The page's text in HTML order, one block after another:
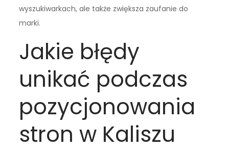
wyszukiwarkach, ale także zwiększa zaufanie do
marki.
Jakie błędy
unikać podczas
pozycjonowania
stron w Kaliszu